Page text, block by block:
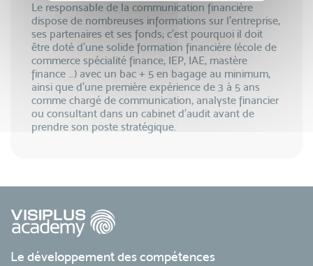
Le responsable de la communication financière
dispose de nombreuses informations sur l’entreprise,
ses partenaires et ses fonds; c’est pourquoi il doit
être doté d’une solide formation financière (école de
commerce spécialité finance, IEP, IAE, mastère
finance …) avec un bac + 5 en bagage au minimum,
ainsi que d’une première expérience de 3 à 5 ans
comme chargé de communication, analyste financier
ou consultant dans un cabinet d'audit avant de
prendre son poste stratégique.
Le développement des compétences